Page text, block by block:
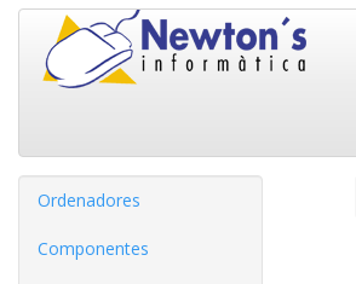
Ordenadores
Componentes